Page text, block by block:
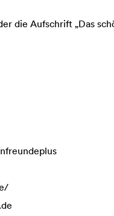
die Aufschrift „Das